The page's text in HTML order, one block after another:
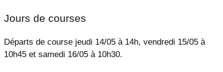
Jours de courses
Départs de course jeudi 14/05 à 14h, vendredi 15/05 à
10h45 et samedi 16/05 à 10h30.